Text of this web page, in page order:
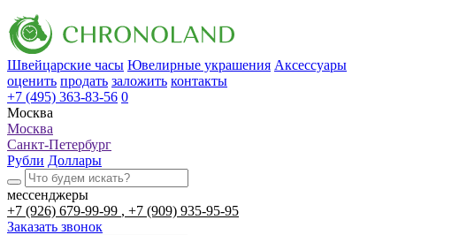
Швейцарские часы Ювелирные украшения Аксессуары
оценить продать заложить контакты
+7 (495) 363-83-56 0
Москва
Москва
Санкт-Петербург
Рубли Доллары
мессенджеры
+7 (926) 679-99-99
+7 (909) 935-95-95
Заказать звонок